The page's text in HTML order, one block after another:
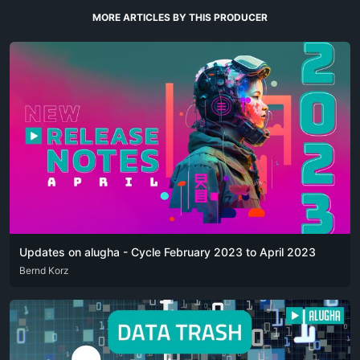
MORE ARTICLES BY THIS PRODUCER
Updates on alugha - Cycle February 2023 to April 2023
DEU ENG
Bernd Korz